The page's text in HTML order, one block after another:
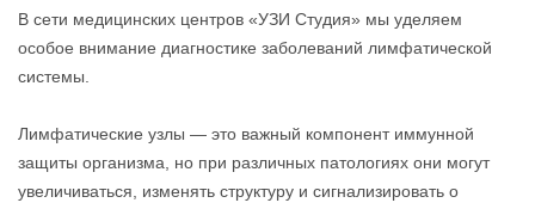
В сети медицинских центров «УЗИ Студия» мы уделяем
особое внимание диагностике заболеваний лимфатической
системы.
Лимфатические узлы — это важный компонент иммунной
защиты организма, но при различных патологиях они могут
увеличиваться, изменять структуру и сигнализировать о